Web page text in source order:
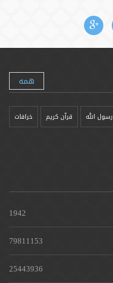
همه
رسول الله قرآن کریم خرافات
1942
79811153
25443936